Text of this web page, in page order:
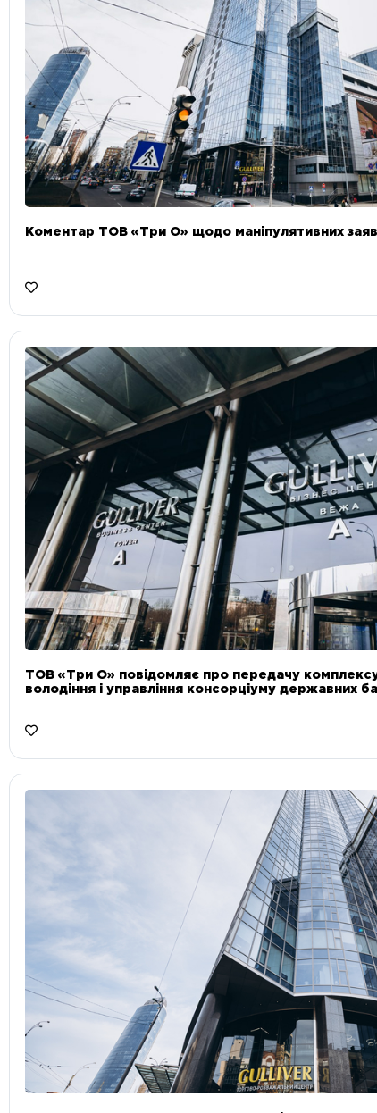
Коментар ТОВ «Три О» щодо маніпулятивних
ТОВ «Три О» повідомляє про передачу
володіння і управління консорціуму державних